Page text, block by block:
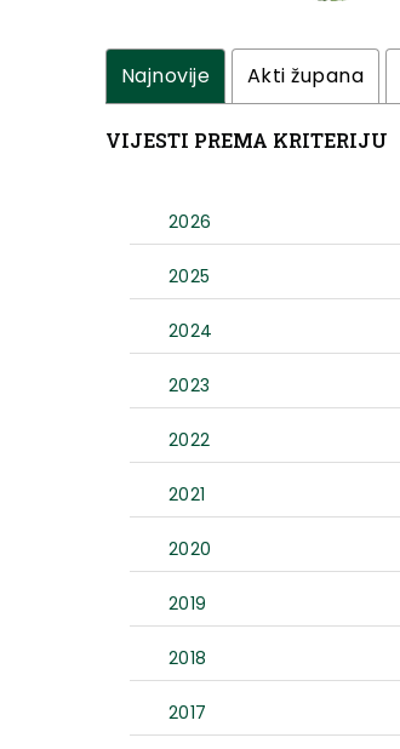
Najnovije Akti župana
VIJESTI PREMA KRITERIJU
2026
2025
2024
2023
2022
2021
2020
2019
2018
2017